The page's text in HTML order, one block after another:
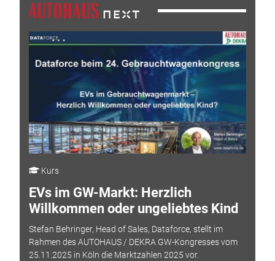
Kurs
EVs im GW-Markt: Herzlich
Willkommen oder ungeliebtes Kind
Stefan Behringer, Head of Sales, Dataforce, stellt im
Rahmen des AUTOHAUS / DEKRA GW-Kongresses vom
25.11.2025 in Köln die Marktzahlen 2025 vor.